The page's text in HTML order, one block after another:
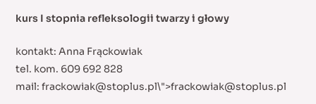
kurs I stopnia refleksologii twarzy i głowy
kontakt: Anna Frąckowiak
tel. kom. 609 692 828
mail: frackowiak@stoplus.pl\">frackowiak@stoplus.pl